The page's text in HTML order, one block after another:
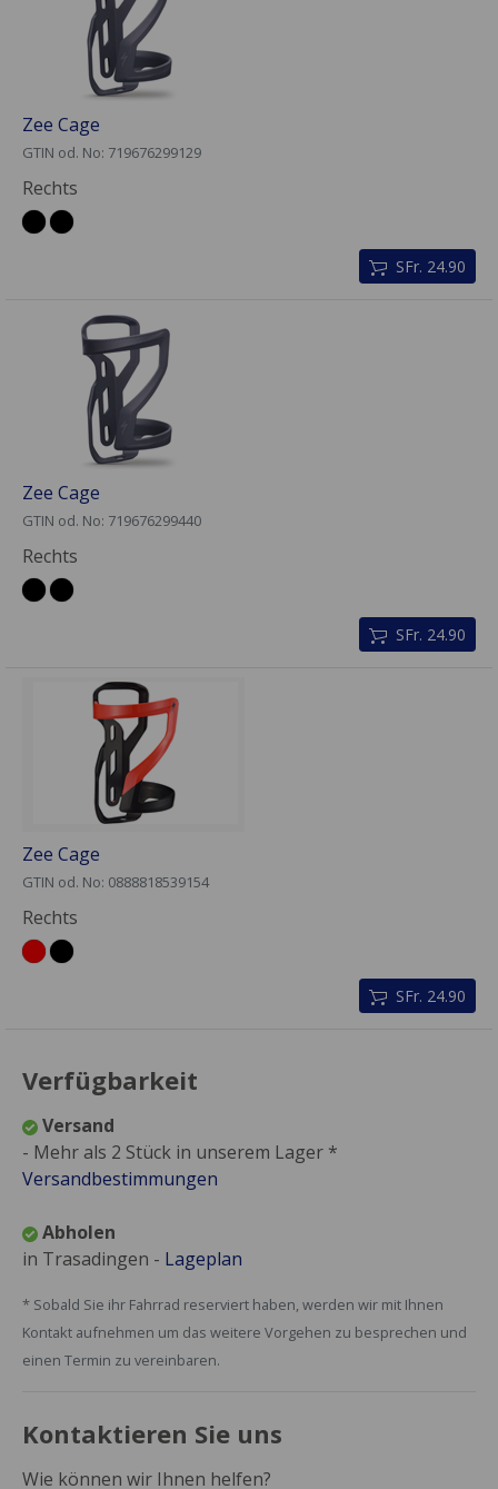
Zee Cage
GTIN od. No: 719676299129
Rechts
SFr. 24.90
Zee Cage
GTIN od. No: 719676299440
Rechts
SFr. 24.90
Zee Cage
GTIN od. No: 0888818539154
Rechts
SFr. 24.90
Verfügbarkeit
Versand
- Mehr als 2 Stück in unserem Lager *
Versandbestimmungen
Abholen
in Trasadingen - Lageplan
* Sobald Sie ihr Fahrrad reserviert haben, werden wir mit Ihnen
Kontakt aufnehmen um das weitere Vorgehen zu besprechen und
einen Termin zu vereinbaren.
Kontaktieren Sie uns
Wie können wir Ihnen helfen?